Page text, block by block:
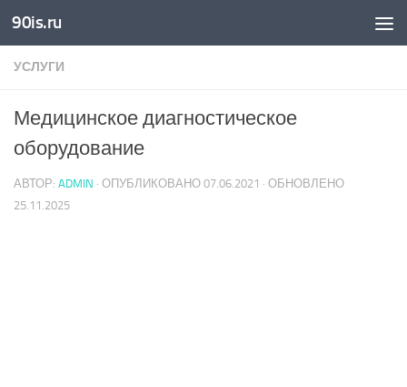
Skip to content
90is.ru
УСЛУГИ
Медицинское диагностическое
оборудование
АВТОР: ADMIN · ОПУБЛИКОВАНО 07.06.2021 · ОБНОВЛЕНО
25.11.2025